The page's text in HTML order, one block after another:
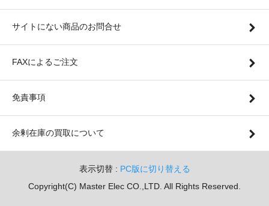
サイトにない商品のお問合せ
FAXによるご注文
免責事項
余剰在庫の買取について
表示切替 : PC版に切り替える
Copyright(C) Master Elec CO.,LTD. All Rights Reserved.